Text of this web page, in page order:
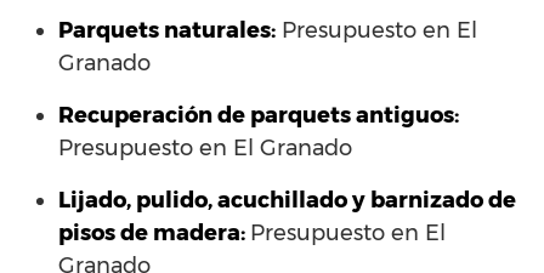
Parquets naturales: Presupuesto en El
Granado
Recuperación de parquets antiguos:
Presupuesto en El Granado
Lijado, pulido, acuchillado y barnizado de
pisos de madera: Presupuesto en El
Granado